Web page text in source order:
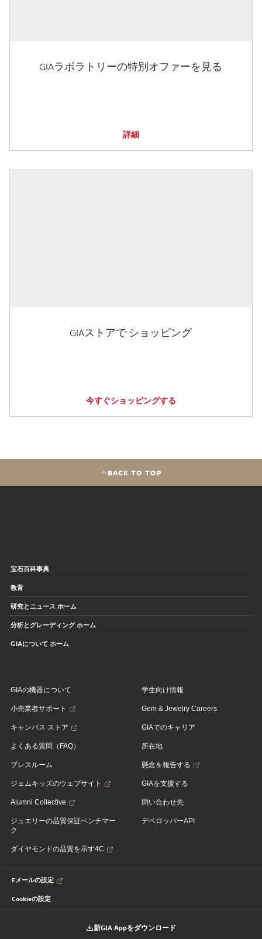
GIAラボラトリーの特別オファーを見る
詳細
GIAストアで ショッピング
今すぐショッピングする
BACK TO TOP
宝石百科事典
教育
研究とニュース ホーム
分析とグレーディング ホーム
GIAについて ホーム
GIAの機器について
小売業者サポート
キャンパス ストア
よくある質問（FAQ）
プレスルーム
ジェムキッズのウェブサイト
Alumni Collective
ジュエリーの品質保証ベンチマー
ク
ダイヤモンドの品質を示す4C
学生向け情報
Gem & Jewelry Careers
GIAでのキャリア
所在地
懸念を報告する
GIAを支援する
問い合わせ先
デベロッパーAPI
Eメールの設定
Cookieの設定
新GIA Appをダウンロード